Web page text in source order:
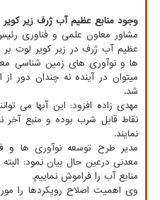
وجود منابع عظیم آب ژرف زیر
مشاور معاون علمی و فناوری
عظیم آب ژرف در زیر کویر لوت بر
ها و نوآوری های زمین شناسی
میتوان در آینده نه چندان دور
شد.
مهدی زاده افزود: این آبها می
نقاط قابل شرب بوده و منبع آخر
نمایند.
مدیر طرح توسعه نوآوری ها و
معدنی درعین حال بیان نمود:
منابع آب را فراموش نماییم.
وی اهمیت اصلاح رویکردها را